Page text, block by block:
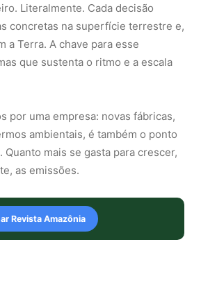
Literalmente. Cada decisão
concretas na superfície terrestre e,
a Terra. A chave para esse
que sustenta o ritmo e a escala
por uma empresa: novas fábricas,
ambientais, é também o ponto
mais se gasta para crescer,
as emissões.
Revista Amazônia